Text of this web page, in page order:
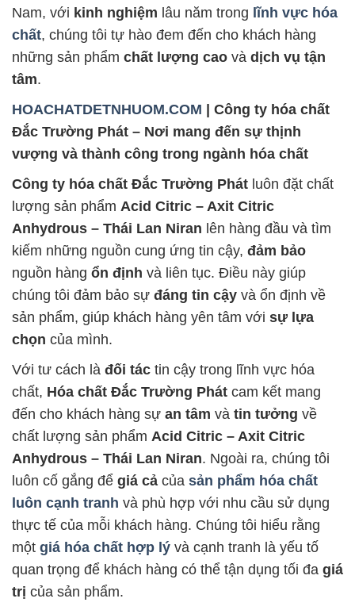
Nam, với kinh nghiệm lâu năm trong lĩnh vực hóa
chất, chúng tôi tự hào đem đến cho khách hàng
những sản phẩm chất lượng cao và dịch vụ tận
tâm.
HOACHATDETNHUOM.COM | Công ty hóa chất
Đắc Trường Phát – Nơi mang đến sự thịnh
vượng và thành công trong ngành hóa chất
Công ty hóa chất Đắc Trường Phát luôn đặt chất
lượng sản phẩm Acid Citric – Axit Citric
Anhydrous – Thái Lan Niran lên hàng đầu và tìm
kiếm những nguồn cung ứng tin cậy, đảm bảo
nguồn hàng ổn định và liên tục. Điều này giúp
chúng tôi đảm bảo sự đáng tin cậy và ổn định về
sản phẩm, giúp khách hàng yên tâm với sự lựa
chọn của mình.
Với tư cách là đối tác tin cậy trong lĩnh vực hóa
chất, Hóa chất Đắc Trường Phát cam kết mang
đến cho khách hàng sự an tâm và tin tưởng về
chất lượng sản phẩm Acid Citric – Axit Citric
Anhydrous – Thái Lan Niran. Ngoài ra, chúng tôi
luôn cố gắng để giá cả của sản phẩm hóa chất
luôn cạnh tranh và phù hợp với nhu cầu sử dụng
thực tế của mỗi khách hàng. Chúng tôi hiểu rằng
một giá hóa chất hợp lý và cạnh tranh là yếu tố
quan trọng để khách hàng có thể tận dụng tối đa giá
trị của sản phẩm.